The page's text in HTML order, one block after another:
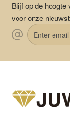
Blijf op de hoogte
voor onze
Enter
email